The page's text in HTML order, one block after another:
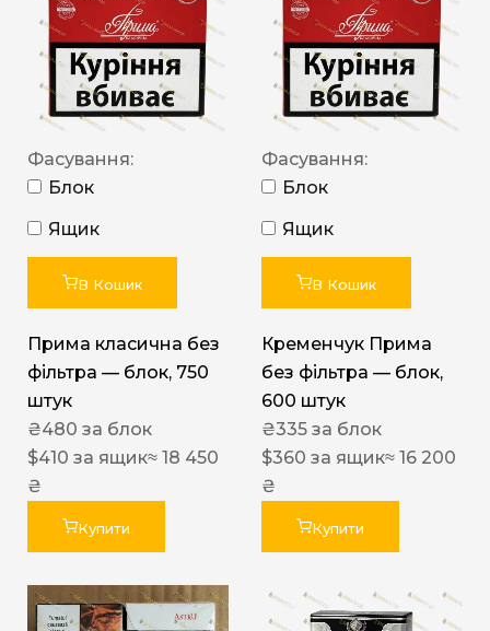
Фасування:
Блок
Ящик
В Кошик
Прима класична без
фільтра — блок, 750
штук
₴480 за блок
$410 за ящик≈ 18 450
₴
Купити
Фасування:
Блок
Ящик
В Кошик
Кременчук Прима
без фільтра — блок,
600 штук
₴335 за блок
$360 за ящик≈ 16 200
₴
Купити